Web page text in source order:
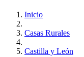
Inicio
Casas Rurales
Castilla y León